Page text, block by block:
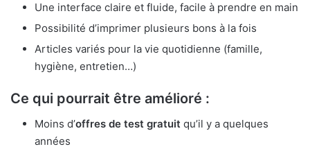
Une interface claire et fluide, facile à prendre en main
Possibilité d’imprimer plusieurs bons à la fois
Articles variés pour la vie quotidienne (famille,
hygiène, entretien…)
Ce qui pourrait être amélioré :
Moins d’offres de test gratuit qu’il y a quelques
années